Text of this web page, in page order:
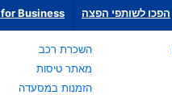
הפכו לשותפי הפצה Business
השכרת רכב
מאתר טיסות
הזמנות במסעדה